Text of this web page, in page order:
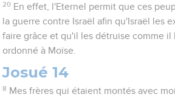
20 En effet, l'Eternel permit que ces
la guerre contre Israël afin qu'Israël les
faire grâce et qu'il les détruise comme il
ordonné à Moïse.
Josué 14
8 Mes frères qui étaient montés avec